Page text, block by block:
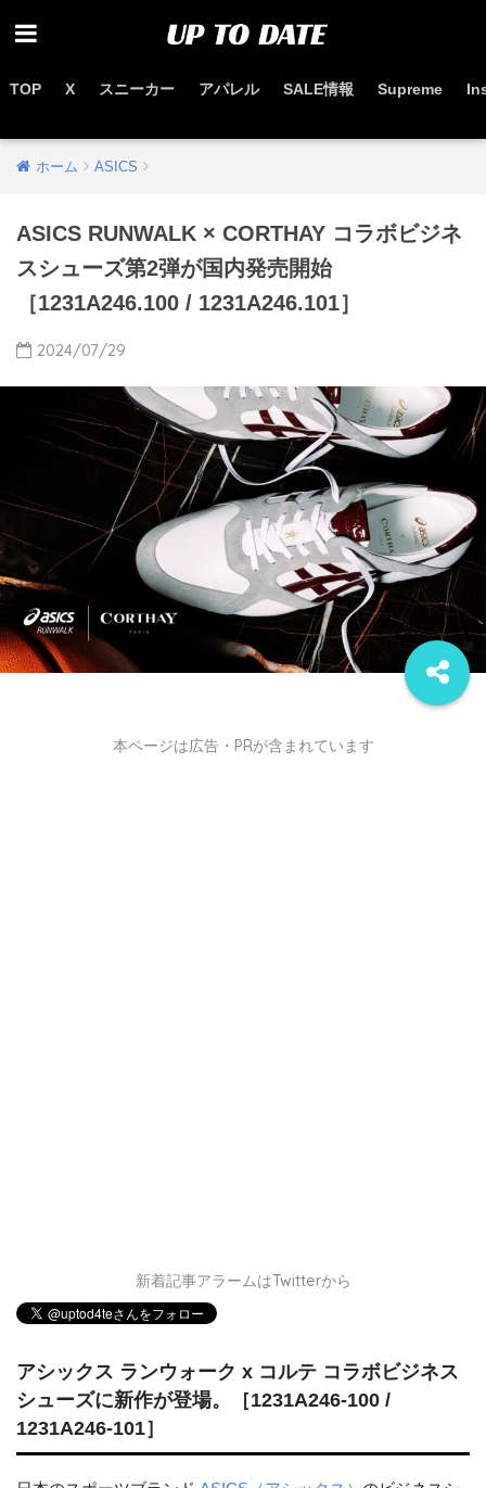
TOP X スニーカー アパレル SALE情報 Supreme
ホーム ASICS
ASICS RUNWALK × CORTHAY コラボビジネ
スシューズ第2弾が国内発売開始
［1231A246.100 / 1231A246.101］
2024/07/29
本ページは広告・PRが含まれています
新着記事アラームはTwitterから
アシックス ランウォーク x コルテ コラボビジネス
シューズに新作が登場。［1231A246-100 /
1231A246-101］